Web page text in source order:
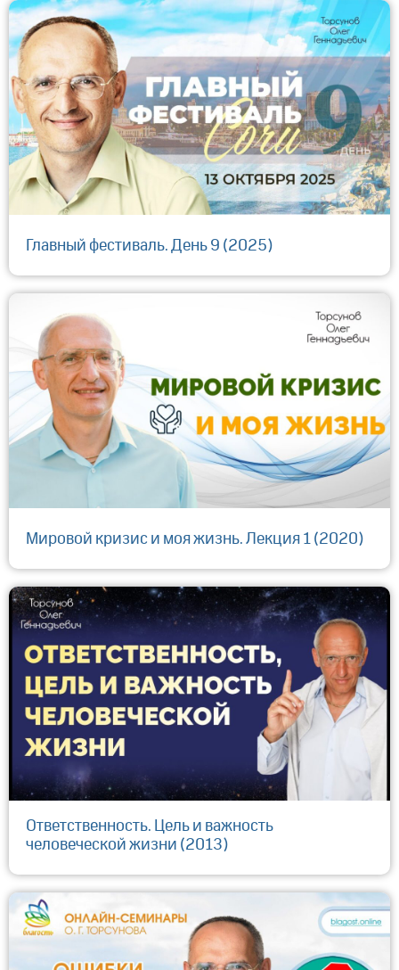
Главный фестиваль. День 9 (2025)
Мировой кризис и моя жизнь. Лекция 1 (2020)
Ответственность. Цель и важность
человеческой жизни (2013)